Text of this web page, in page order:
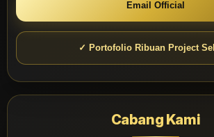
Email Official
✓ Portofolio Ribuan Project
Cabang Kami